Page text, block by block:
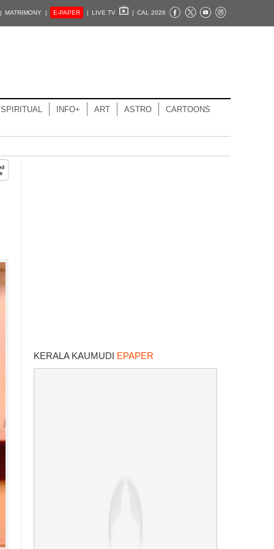
| MATRIMONY | E-PAPER | LIVE TV | CAL 2026
SPIRITUAL INFO+ ART ASTRO CARTOONS
KERALA KAUMUDI EPAPER